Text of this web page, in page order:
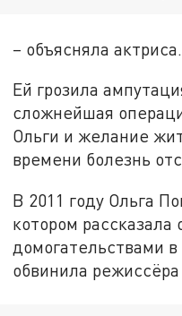
– объясняла актриса.
Ей грозила
сложнейшая
Ольги и желание
времени болезнь
В 2011 году Ольга
котором рассказала
домогательствами
обвинила